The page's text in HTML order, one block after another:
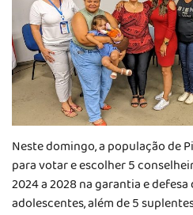
Neste domingo, a população de
para votar e escolher 5
2024 a 2028 na garantia e
adolescentes, além de 5